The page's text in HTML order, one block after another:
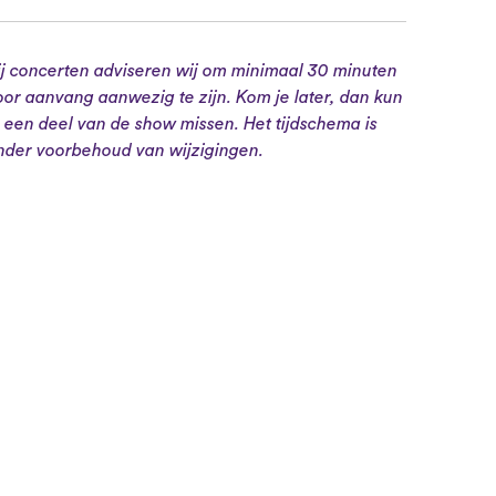
concerten adviseren wij om minimaal 30 minuten
aanvang aanwezig te zijn. Kom je later, dan kun
een deel van de show missen. Het tijdschema is
voorbehoud van wijzigingen.